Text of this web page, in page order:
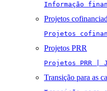
Informação
Projetos
Projetos
Projetos PRR
Projetos PRR |
Transição para as